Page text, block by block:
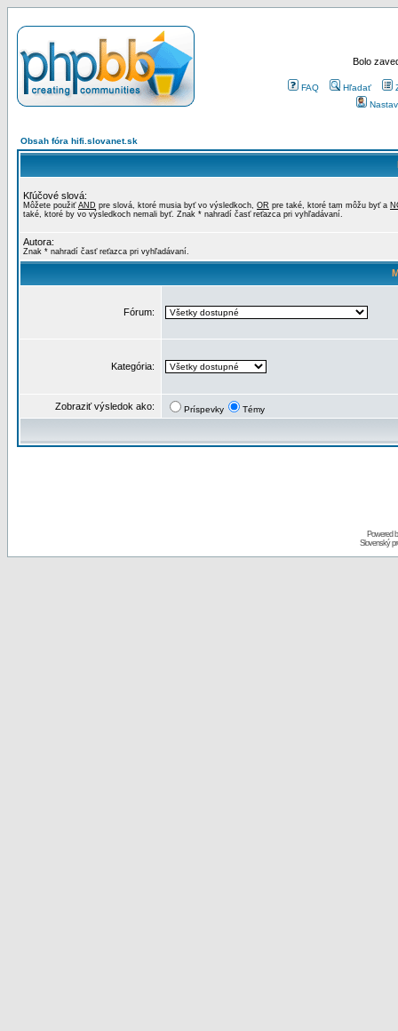
Bolo
FAQ Hľadať
Obsah fóra hifi.slovanet.sk
Kľúčové slová:
Môžete použiť AND pre slová, ktoré musia byť vo výsledkoch, OR pre také, ktoré tam môžu byť a
také, ktoré by vo výsledkoch nemali byť. Znak * nahradí časť reťazca pri vyhľadávaní.
Autora:
Znak * nahradí časť reťazca pri vyhľadávaní.
Fórum:
Kategória:
Zobraziť výsledok ako: Príspevky Témy
Powered
Slovenský